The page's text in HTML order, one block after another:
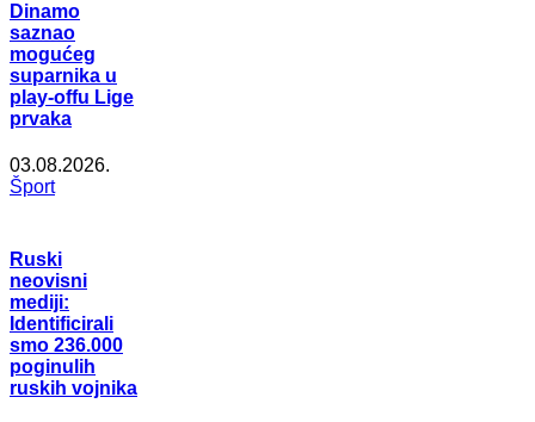
Dinamo
saznao
mogućeg
suparnika u
play-offu Lige
prvaka
03.08.2026.
Šport
Ruski
neovisni
mediji:
Identificirali
smo 236.000
poginulih
ruskih vojnika